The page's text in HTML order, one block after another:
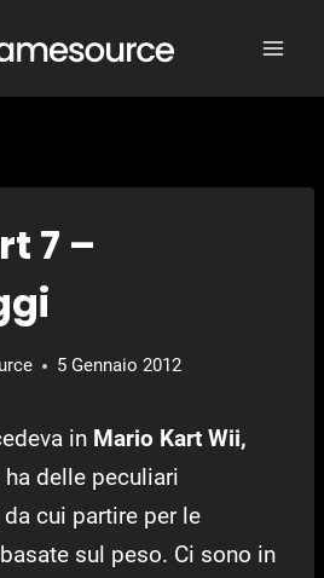
7 –
5 Gennaio 2012
in Mario Kart Wii,
delle peculiari
cui partire per le
sul peso. Ci sono in